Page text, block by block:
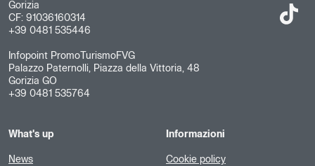
Gorizia
CF: 91036160314
+39 0481 535446
Infopoint PromoTurismoFVG
Palazzo Paternolli, Piazza della Vittoria, 48
Gorizia GO
+39 0481 535764
What's up
News
Informazioni
Cookie policy